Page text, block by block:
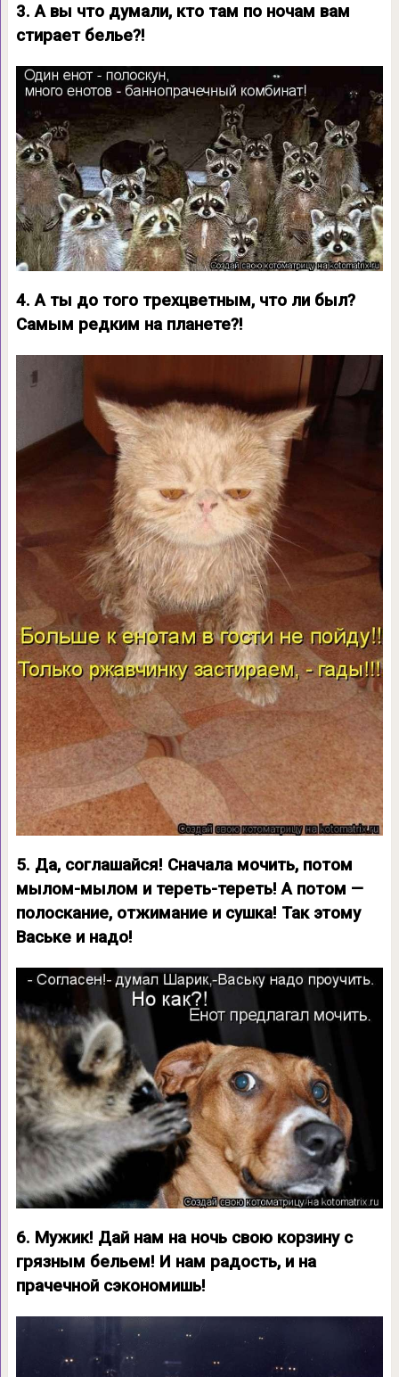
3. А вы что думали, кто там по ночам вам
стирает белье?!
4. А ты до того трехцветным, что ли был?
Самым редким на планете?!
5. Да, соглашайся! Сначала мочить, потом
мылом-мылом и тереть-тереть! А потом —
полоскание, отжимание и сушка! Так этому
Ваське и надо!
6. Мужик! Дай нам на ночь свою корзину с
грязным бельем! И нам радость, и на
прачечной сэкономишь!